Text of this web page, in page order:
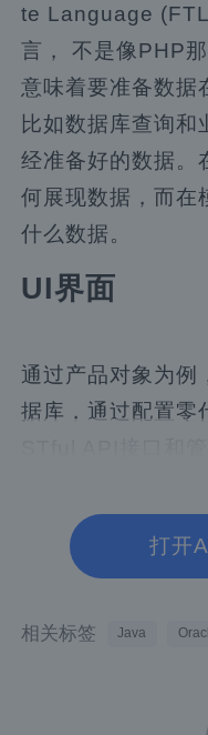
te Language
言， 不是像PHP
意味着要准备数据
比如数据库查询和
经准备好的数据。
何展现数据，而在
什么数据。
UI界面
通过产品对象为例
据库，通过配置零
创建产品
打开
相关标签 Java